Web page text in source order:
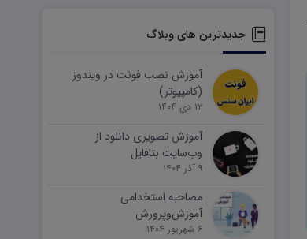
جدیدترین های وبلاگ
آموزش نصب فونت در ویندوز
(کامپیوتر)
۱۲ دی ۱۴۰۴
آموزش تصویری دانلود از
وب‌سایت بتافایل
۹ آذر ۱۴۰۴
مصاحبه استخدامی
آموزش‌وپرورش
۶ شهریور ۱۴۰۴